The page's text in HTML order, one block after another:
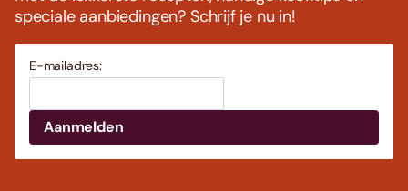
speciale aanbiedingen? Schrijf je nu in!
E-mailadres: